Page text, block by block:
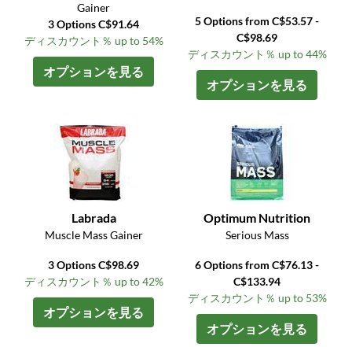
Gainer
3 Options C$91.64
ディスカウント％ up to 54%
オプションを見る
5 Options from C$53.57 -
C$98.69
ディスカウント％ up to 44%
オプションを見る
Labrada
Muscle Mass Gainer
3 Options C$98.69
ディスカウント％ up to 42%
オプションを見る
Optimum Nutrition
Serious Mass
6 Options from C$76.13 -
C$133.94
ディスカウント％ up to 53%
オプションを見る